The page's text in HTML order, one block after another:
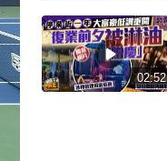
02:52